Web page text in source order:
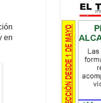
en